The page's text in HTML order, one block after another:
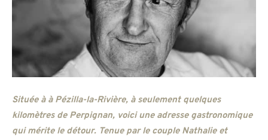
Située à à Pézilla-la-Rivière, à seulement quelques
kilomètres de Perpignan, voici une adresse gastronomique
qui mérite le détour. Tenue par le couple Nathalie et